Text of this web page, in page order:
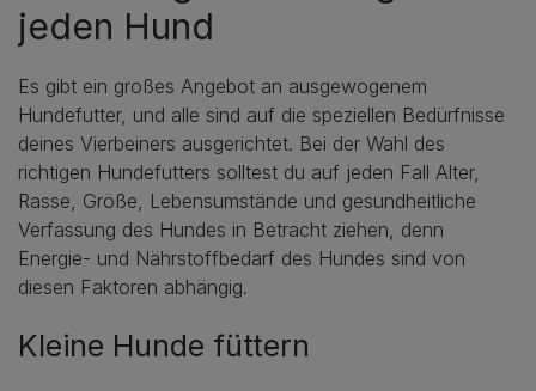
jeden Hund
Es gibt ein großes Angebot an ausgewogenem
Hundefutter, und alle sind auf die speziellen Bedürfnisse
deines Vierbeiners ausgerichtet. Bei der Wahl des
richtigen Hundefutters solltest du auf jeden Fall Alter,
Rasse, Größe, Lebensumstände und gesundheitliche
Verfassung des Hundes in Betracht ziehen, denn
Energie- und Nährstoffbedarf des Hundes sind von
diesen Faktoren abhängig.
Kleine Hunde füttern